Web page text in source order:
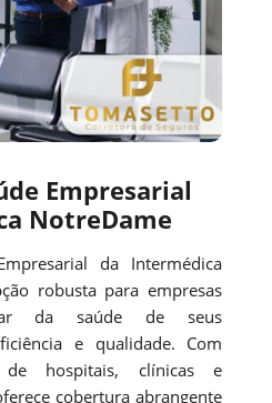
Empresarial
NotreDame
da Intermédica
robusta para empresas
da saúde de seus
e qualidade. Com
hospitais, clínicas e
cobertura abrangente